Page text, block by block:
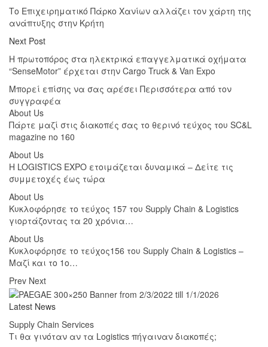
Το Επιχειρηματικό Πάρκο Χανίων αλλάζει τον χάρτη της
ανάπτυξης στην Κρήτη
Next Post
Η πρωτοπόρος στα ηλεκτρικά επαγγελματικά οχήματα
“SenseMotor” έρχεται στην Cargo Truck & Van Expo
Μπορεί επίσης να σας αρέσει Περισσότερα από τον
συγγραφέα
About Us
Πάρτε μαζί στις διακοπές σας το θερινό τεύχος του SC&L
magazine no 160
About Us
Η LOGISTICS EXPO ετοιμάζεται δυναμικά – Δείτε τις
συμμετοχές έως τώρα
About Us
Κυκλοφόρησε το τεύχος 157 του Supply Chain & Logistics
γιορτάζοντας τα 20 χρόνια…
About Us
Κυκλοφόρησε το τεύχος156 του Supply Chain & Logistics –
Μαζί και το 1ο…
Prev Next
Latest News
Supply Chain Services
Τι θα γινόταν αν τα Logistics πήγαιναν διακοπές;